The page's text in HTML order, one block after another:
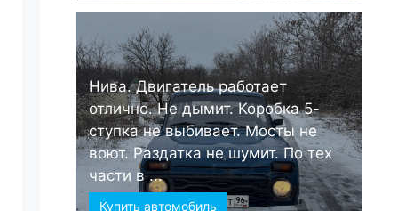
Нива. Двигатель работает
отлично. Не дымит. Коробка 5-
ступка не выбивает. Мосты не
воют. Раздатка не шумит. По тех
части в ...
Купить автомобиль